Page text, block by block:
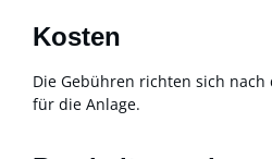
Kosten
Die Gebühren richten sich
für die Anlage.